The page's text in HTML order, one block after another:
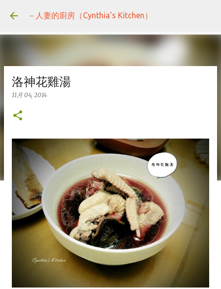
－人妻的廚房（Cynthia's Kitchen）
洛神花雞湯
11月 04, 2014